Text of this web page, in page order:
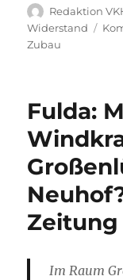
Autor
Redaktion
Widerstand
Zubau
Fulda:
Zeitung
Im Raum